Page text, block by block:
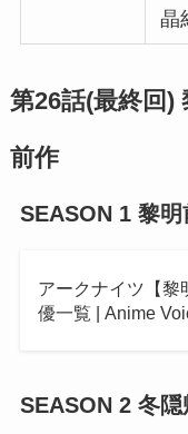
晶
第26話(最終回)
前作
SEASON 1 黎
アークナイツ【黎
優一覧 | Anime
SEASON 2 冬